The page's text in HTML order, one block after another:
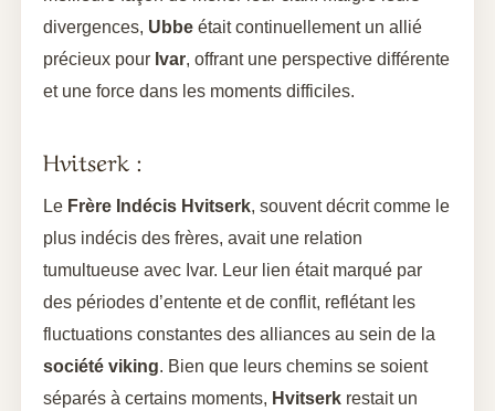
divergences, Ubbe était continuellement un allié
précieux pour Ivar, offrant une perspective différente
et une force dans les moments difficiles.
Hvitserk :
Le Frère Indécis Hvitserk, souvent décrit comme le
plus indécis des frères, avait une relation
tumultueuse avec Ivar. Leur lien était marqué par
des périodes d’entente et de conflit, reflétant les
fluctuations constantes des alliances au sein de la
société viking. Bien que leurs chemins se soient
séparés à certains moments, Hvitserk restait un